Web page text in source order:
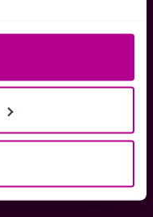
und einfach